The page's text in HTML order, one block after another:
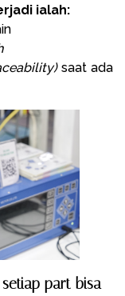
ialah:
saat ada
setiap part bisa